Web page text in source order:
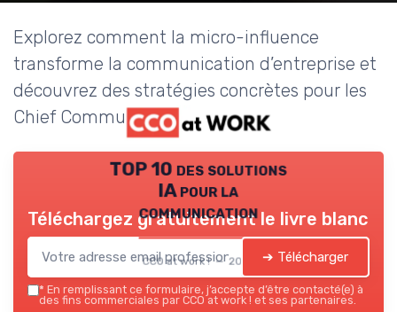
Explorez comment la micro-influence
transforme la communication d’entreprise et
découvrez des stratégies concrètes pour les
Chief Communication Officers.
TOP 10 des solutions
IA pour la
communication
CCO at work ! — 2026
Téléchargez gratuitement le livre blanc
➔ Télécharger
* En remplissant ce formulaire, j’accepte d’être contacté(e) à
des fins commerciales par CCO at work ! et ses partenaires.